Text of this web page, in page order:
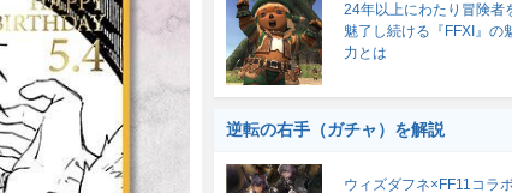
24年以上にわたり冒険者
魅了し続ける『FFXI』の
力とは
逆転の右手（ガチャ）を解説
ウィズダフネ×FF11コラボ